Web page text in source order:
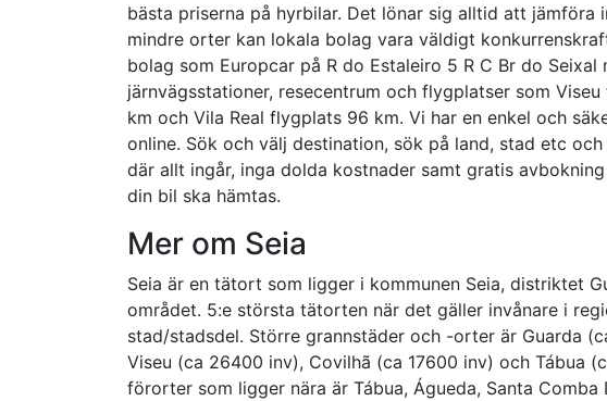
bästa priserna på hyrbilar. Det lönar sig alltid att jämföra
mindre orter kan lokala bolag vara väldigt
bolag som Europcar på R do Estaleiro 5 R C Br do Seixal
järnvägsstationer, resecentrum och flygplatser som
km och Vila Real flygplats 96 km. Vi har en enkel och
online. Sök och välj destination, sök på land, stad etc
där allt ingår, inga dolda kostnader samt gratis
din bil ska hämtas.
Mer om Seia
Seia är en tätort som ligger i kommunen Seia, distriktet
området. 5:e största tätorten när det gäller invånare i
stad/stadsdel. Större grannstäder och -orter är Guarda
Viseu (ca 26400 inv), Covilhã (ca 17600 inv) och Tábua
förorter som ligger nära är Tábua, Águeda, Santa Comba